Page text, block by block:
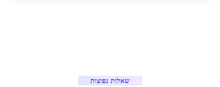
שאלות נפוצות